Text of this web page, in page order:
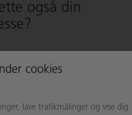
også din
cookies
lave trafikmålinger og vise dig